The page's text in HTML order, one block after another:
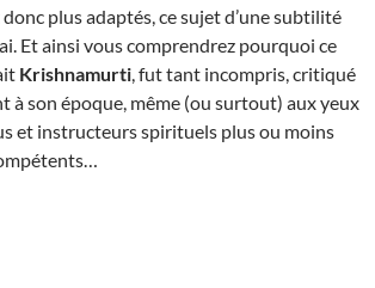
plus adaptés, ce sujet d’une subtilité
Et ainsi vous comprendrez pourquoi ce
Krishnamurti , fut tant incompris, critiqué
à son époque, même (ou surtout) aux yeux
et instructeurs spirituels plus ou moins